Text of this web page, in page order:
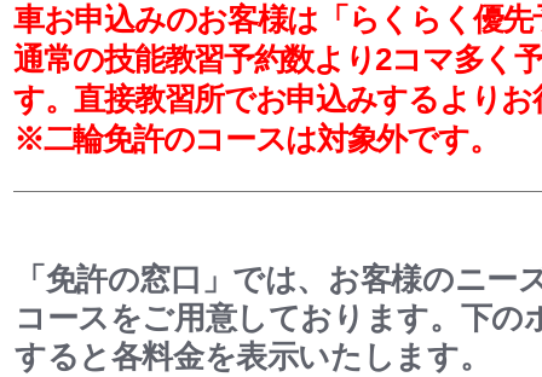
車お申込みのお客様は「らくらく優
通常の技能教習予約数より2コマ多く
す。直接教習所でお申込みするよりお
※二輪免許のコースは対象外です。
「免許の窓口」では、お客様のニー
コースをご用意しております。下の
すると各料金を表示いたします。